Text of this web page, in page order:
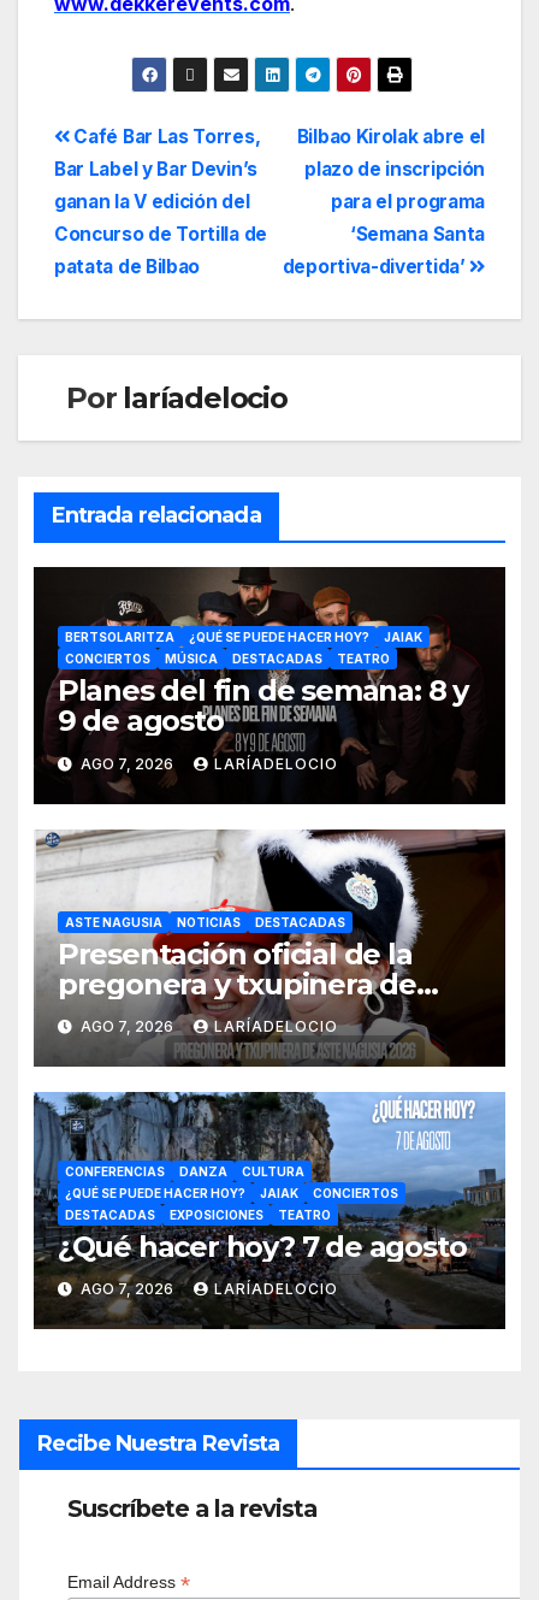
Bilbao Kirolak abre el
plazo de inscripción
para el programa
‘Semana Santa
deportiva-divertida’
Café Bar Las Torres,
Bar Label y Bar Devin’s
ganan la V edición del
Concurso de Tortilla de
patata de Bilbao
Por laríadelocio
Entrada relacionada
BERTSOLARITZA ¿QUÉ SE PUEDE HACER HOY?
JAIAK
CONCIERTOS
MÚSICA DESTACADAS TEATRO
Planes del fin de semana: 8 y
9 de agosto
AGO 7, 2026 LARÍADELOCIO
ASTE NAGUSIA NOTICIAS DESTACADAS
Presentación oficial de la
pregonera y txupinera de
Aste Nagusia 2026
AGO 7, 2026 LARÍADELOCIO
CONFERENCIAS DANZA
CULTURA
¿QUÉ SE PUEDE HACER HOY?
JAIAK
CONCIERTOS
DESTACADAS
EXPOSICIONES TEATRO
¿Qué hacer hoy? 7 de agosto
AGO 7, 2026 LARÍADELOCIO
Recibe Nuestra Revista
Suscríbete a la revista
Email Address *